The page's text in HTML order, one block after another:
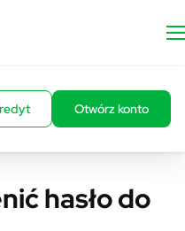
Otwórz konto
hasło do